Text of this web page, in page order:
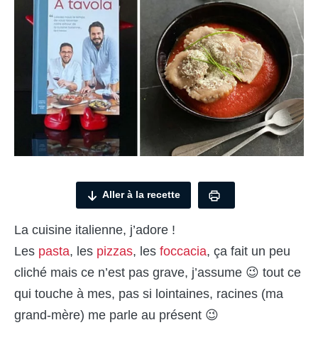
Aller à la recette
La cuisine italienne, j’adore !
Les pasta, les pizzas, les foccacia, ça fait un peu
cliché mais ce n’est pas grave, j’assume 😉 tout ce
qui touche à mes, pas si lointaines, racines (ma
grand-mère) me parle au présent 😉